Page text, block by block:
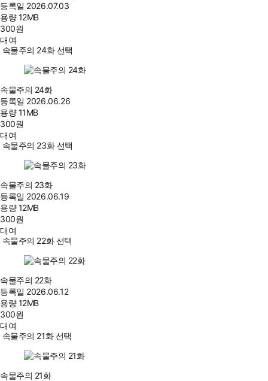
등록일 2026.07.03
용량12MB
300원
대여
속물주의 24화 선택
속물주의 24화
등록일 2026.06.26
용량11MB
300원
대여
속물주의 23화 선택
속물주의 23화
등록일 2026.06.19
용량12MB
300원
대여
속물주의 22화 선택
속물주의 22화
등록일 2026.06.12
용량12MB
300원
대여
속물주의 21화 선택
속물주의 21화